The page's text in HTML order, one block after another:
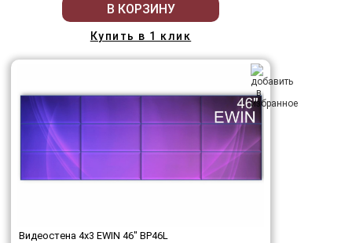
В КОРЗИНУ
Купить в 1 клик
Видеостена 4x3 EWIN 46" BP46L